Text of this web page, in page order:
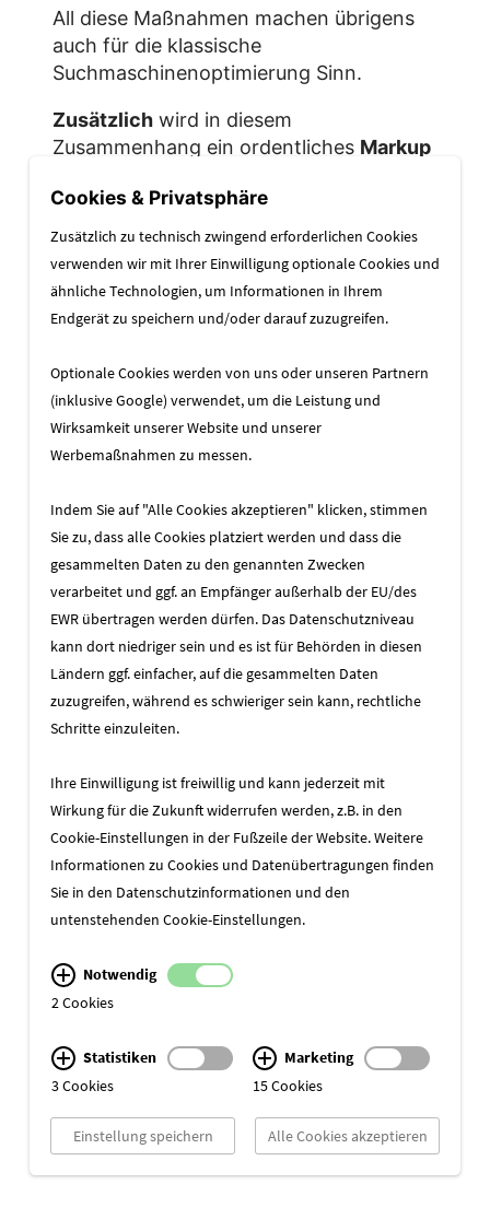
All diese Maßnahmen machen übrigens
auch für die klassische
Suchmaschinenoptimierung Sinn.
Zusätzlichwird in diesem
Zusammenhang ein ordentliches Markup
wichtiger, damit Google die Inhalte
leichter aufnehmen kann. In
Zusammenarbeit mit schema.org hat
Google nun vor kurzem die Spezifikation
"Speakable"entwickelt. Mit "Speakable"
Website für Sprachassistenten optimiert.
Mit dieser Technik wird die
Suchmaschinenoptimierung auf das Feld
der digitalen Sprachassistenten
Haben Sie Fragen oder wollen beraten
werden? Möchten Sie Ihre Website auch
für digitale Sprachassistenten
optimieren?
Wir freuen uns auf Ihre Anfrage.
message@cekom.de
ZURÜCK ZUR ÜBERSICHT
Cookies & Privatsphäre
Zusätzlich zu technisch zwingend erforderlichen Cookies
verwenden wir mit Ihrer Einwilligung optionale Cookies und
ähnliche Technologien, um Informationen in Ihrem
Endgerät zu speichern und/oder darauf zuzugreifen.
Optionale Cookies werden von uns oder unseren Partnern
(inklusive Google) verwendet, um die Leistung und
Wirksamkeit unserer Website und unserer
Werbemaßnahmen zu messen.
Indem Sie auf "Alle Cookies akzeptieren" klicken, stimmen
Sie zu, dass alle Cookies platziert werden und dass die
gesammelten Daten zu den genannten Zwecken
verarbeitet und ggf. an Empfänger außerhalb der EU/des
EWR übertragen werden dürfen. Das Datenschutzniveau
kann dort niedriger sein und es ist für Behörden in diesen
Ländern ggf. einfacher, auf die gesammelten Daten
zuzugreifen, während es schwieriger sein kann, rechtliche
Schritte einzuleiten.
Ihre Einwilligung ist freiwillig und kann jederzeit mit
Wirkung für die Zukunft widerrufen werden, z.B. in den
Cookie-Einstellungen in der Fußzeile der Website. Weitere
Informationen zu Cookies und Datenübertragungen finden
Sie in den Datenschutzinformationen und den
untenstehenden Cookie-Einstellungen.
Notwendig
2 Cookies
Statistiken
3 Cookies
Marketing
15 Cookies
Einstellung speichern Alle Cookies akzeptieren